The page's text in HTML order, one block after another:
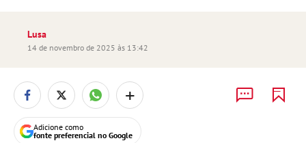
Lusa
14 de novembro de 2025 às 13:42
+
Adicione como
fonte preferencial no Google